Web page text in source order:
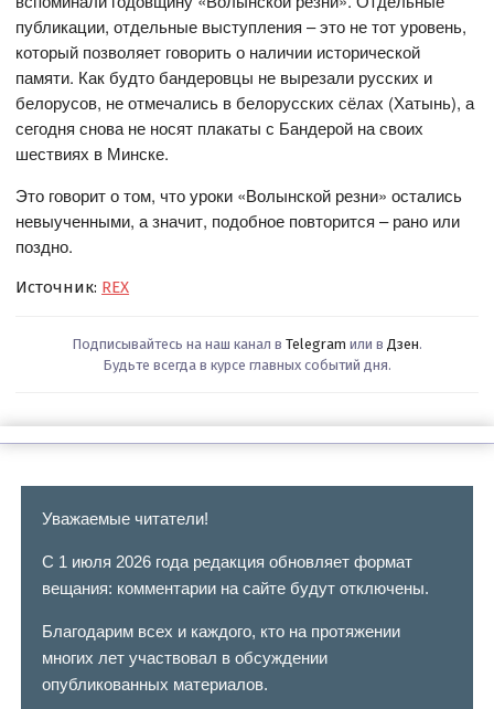
публикации, отдельные выступления – это не тот уровень,
который позволяет говорить о наличии исторической
памяти. Как будто бандеровцы не вырезали русских и
белорусов, не отмечались в белорусских сёлах (Хатынь), а
сегодня снова не носят плакаты с Бандерой на своих
шествиях в Минске.
Это говорит о том, что уроки «Волынской резни» остались
невыученными, а значит, подобное повторится – рано или
поздно.
Источник: REX
Подписывайтесь на наш канал в Telegram или в Дзен.
Будьте всегда в курсе главных событий дня.
Уважаемые читатели!
С 1 июля 2026 года редакция обновляет формат
вещания: комментарии на сайте будут отключены.
Благодарим всех и каждого, кто на протяжении
многих лет участвовал в обсуждении
опубликованных материалов.